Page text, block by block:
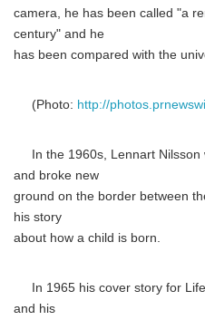
camera, he has been called "a
century" and he
has been compared with the
(Photo: http://
In the 1960s, Lennart Nilsson
and broke new
ground on the border between
his story
about how a child is born.
In 1965 his cover story for
and his